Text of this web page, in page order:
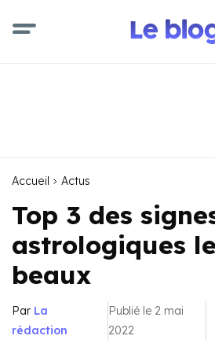
Accueil Actus
Top 3 des
astrologiques
beaux
Par La
rédaction
Publié le 2 mai
2022